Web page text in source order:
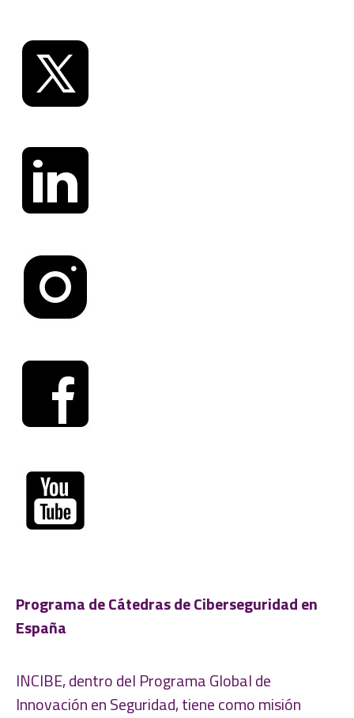
Programa de Cátedras de Ciberseguridad en
España
INCIBE, dentro del Programa Global de
Innovación en Seguridad, tiene como misión